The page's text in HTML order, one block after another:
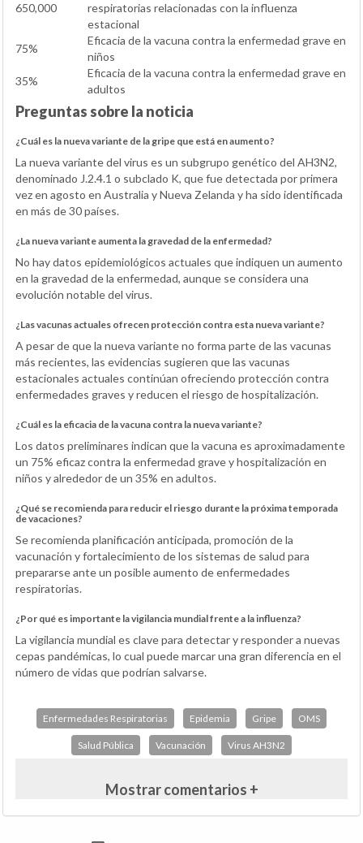
650,000
respiratorias relacionadas con la influenza
estacional
75%
Eficacia de la vacuna contra la enfermedad grave en
niños
35%
Eficacia de la vacuna contra la enfermedad grave en
adultos
Preguntas sobre la noticia
¿Cuál es la nueva variante de la gripe que está en aumento?
La nueva variante del virus es un subgrupo genético del AH3N2,
denominado J.2.4.1 o subclado K, que fue detectada por primera
vez en agosto en Australia y Nueva Zelanda y ha sido identificada
en más de 30 países.
¿La nueva variante aumenta la gravedad de la enfermedad?
No hay datos epidemiológicos actuales que indiquen un aumento
en la gravedad de la enfermedad, aunque se considera una
evolución notable del virus.
¿Las vacunas actuales ofrecen protección contra esta nueva variante?
A pesar de que la nueva variante no forma parte de las vacunas
más recientes, las evidencias sugieren que las vacunas
estacionales actuales continúan ofreciendo protección contra
enfermedades graves y reducen el riesgo de hospitalización.
¿Cuál es la eficacia de la vacuna contra la nueva variante?
Los datos preliminares indican que la vacuna es aproximadamente
un 75% eficaz contra la enfermedad grave y hospitalización en
niños y alrededor de un 35% en adultos.
¿Qué se recomienda para reducir el riesgo durante la próxima temporada
de vacaciones?
Se recomienda planificación anticipada, promoción de la
vacunación y fortalecimiento de los sistemas de salud para
prepararse ante un posible aumento de enfermedades
respiratorias.
¿Por qué es importante la vigilancia mundial frente a la influenza?
La vigilancia mundial es clave para detectar y responder a nuevas
cepas pandémicas, lo cual puede marcar una gran diferencia en el
número de vidas que podrían salvarse.
Enfermedades Respiratorias Epidemia Gripe OMS
Salud Pública Vacunación Virus AH3N2
Mostrar comentarios +